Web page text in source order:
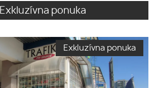
Exkluzívna ponuka
Exkluzívna ponuka